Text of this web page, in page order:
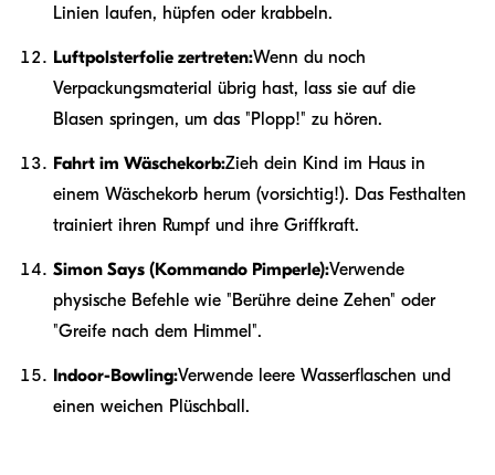
Linien laufen, hüpfen oder krabbeln.
Luftpolsterfolie zertreten:Wenn du noch
Verpackungsmaterial übrig hast, lass sie auf die
Blasen springen, um das "Plopp!" zu hören.
Fahrt im Wäschekorb:Zieh dein Kind im Haus in
einem Wäschekorb herum (vorsichtig!). Das Festhalten
trainiert ihren Rumpf und ihre Griffkraft.
Simon Says (Kommando Pimperle):Verwende
physische Befehle wie "Berühre deine Zehen" oder
"Greife nach dem Himmel".
Indoor-Bowling:Verwende leere Wasserflaschen und
einen weichen Plüschball.